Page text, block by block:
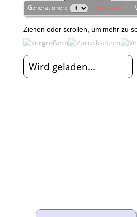
Generationen: Standard |
Ziehen oder scrollen, um mehr zu
Wird geladen...